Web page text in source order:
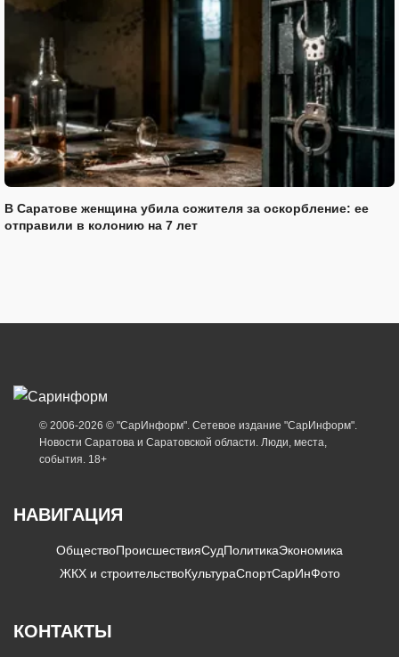
В Саратове женщина убила сожителя за оскорбление: ее
отправили в колонию на 7 лет
© 2006-2026 © "СарИнформ". Сетевое издание "СарИнформ".
Новости Саратова и Саратовской области. Люди, места,
события. 18+
НАВИГАЦИЯ
ОбществоПроисшествияСудПолитикаЭкономика
ЖКХ и строительствоКультураСпортСарИнФото
КОНТАКТЫ